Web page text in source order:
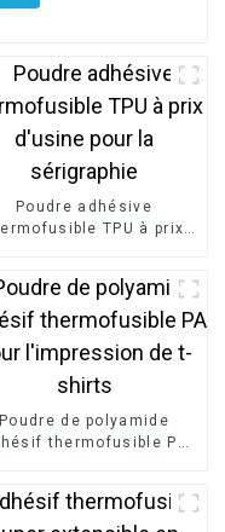
Poudre adhésive
TPU à prix
Poudre de polyamide
thermofusible PA